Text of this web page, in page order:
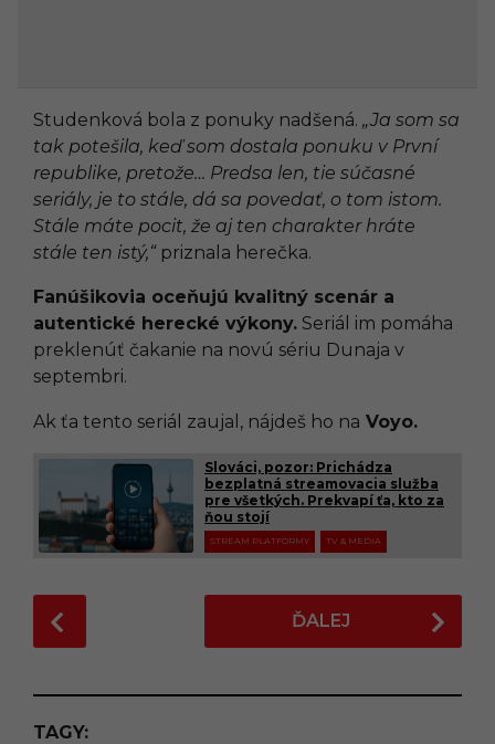
Studenková bola z ponuky nadšená. „Ja som sa
tak potešila, keď som dostala ponuku v První
republike, pretože… Predsa len, tie súčasné
seriály, je to stále, dá sa povedať, o tom istom.
Stále máte pocit, že aj ten charakter hráte
stále ten istý,“ priznala herečka.
Fanúšikovia oceňujú kvalitný scenár a
autentické herecké výkony. Seriál im pomáha
preklenúť čakanie na novú sériu Dunaja v
septembri.
Ak ťa tento seriál zaujal, nájdeš ho na Voyo.
Slováci, pozor: Prichádza
bezplatná streamovacia služba
pre všetkých. Prekvapí ťa, kto za
ňou stojí
STREAM PLATFORMY TV & MEDIA
o
t
P
ĎALEJ
TAGY: